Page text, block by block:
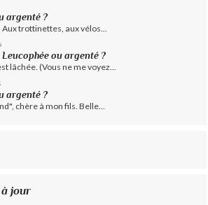
argenté ?
trottinettes, aux vélos...
Leucophée ou argenté ?
lâchée. (Vous ne me voyez...
argenté ?
chère à mon fils. Belle...
jour